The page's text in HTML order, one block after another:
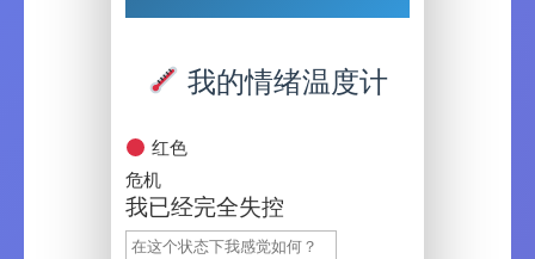
我的情绪温度计
红色
危机
我已经完全失控